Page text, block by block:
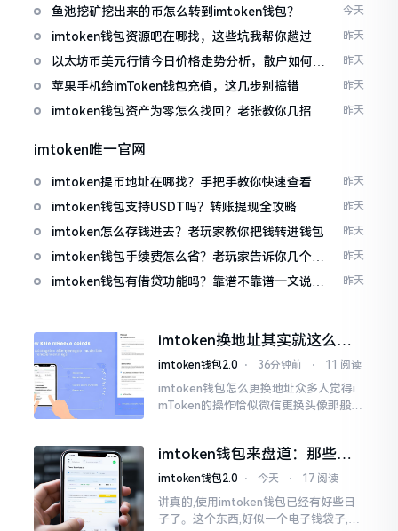
鱼池挖矿挖出来的币怎么转到imtoken钱包？ 今天
imtoken钱包资源吧在哪找，这些坑我帮你趟过 昨天
以太坊币美元行情今日价格走势分析，散户如何避
免追涨杀跌被套牢
昨天
苹果手机给imToken钱包充值，这几步别搞错 昨天
imtoken钱包资产为零怎么找回？老张教你几招 昨天
imtoken唯一官网
imtoken提币地址在哪找？手把手教你快速查看 昨天
imtoken钱包支持USDT吗？转账提现全攻略 昨天
imtoken怎么存钱进去？老玩家教你把钱转进钱包 昨天
imtoken钱包手续费怎么省？老玩家告诉你几个实
在招
昨天
imtoken钱包有借贷功能吗？靠谱不靠谱一文说清
昨天
imtoken换地址其实就这么回
事
imtoken钱包2.0 ⋅ 36分钟前 ⋅ 11 阅读
imtoken钱包怎么更换地址众多人觉得i
mToken的操作恰似微信更换头像那般简
据助记词来生成的,通俗讲
imtoken钱包来盘道：那些踩
过的坑和保命招
imtoken钱包2.0 ⋅ 今天 ⋅ 17 阅读
讲真的,使用imtoken钱包已经有好些日
子了。这个东西,好似一个电子钱袋子,里